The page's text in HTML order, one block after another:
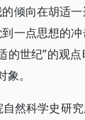
倾向在胡适
一点思想的
的世纪”的观
。
科学史研究